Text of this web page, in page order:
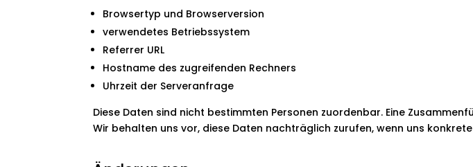
Browsertyp und Browserversion
verwendetes Betriebssystem
Referrer URL
Hostname des zugreifenden Rechners
Uhrzeit der Serveranfrage
Diese Daten sind nicht bestimmten Personen zuordenbar. Eine
Wir behalten uns vor, diese Daten nachträglich zurufen, wenn uns